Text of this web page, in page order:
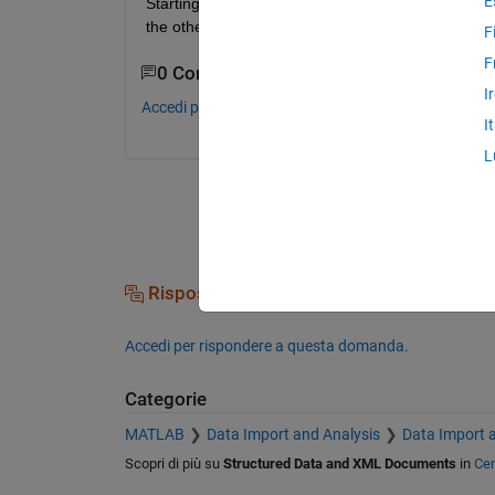
the other 2 set. How can i do this?
0 Commenti
Accedi per commentare.
Risposte (0)
Accedi per rispondere a questa domanda.
Categorie
MATLAB Data Import and Analysis Data Import
Scopri di più su Structured Data and XML Documents in